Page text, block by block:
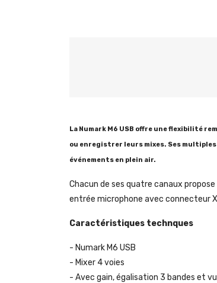
La Numark M6 USB offre une flexibilité
ou enregistrer leurs mixes. Ses
événements en plein air.
Chacun de ses quatre canaux
entrée microphone avec connecteur
Caractéristiques technques
- Numark M6 USB
- Mixer 4 voies
- Avec gain, égalisation 3 bandes et